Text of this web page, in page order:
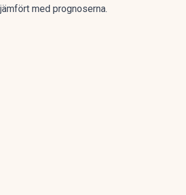
med prognoserna.